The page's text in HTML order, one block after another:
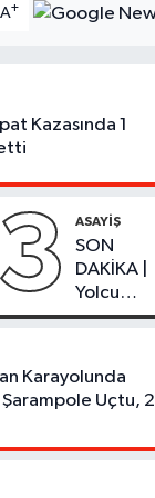
A+
Kazasında 1
3 ASAYİŞ
SON
DAKİKA |
Yolcu
Otobüsü
Oldu
Karayolunda
Uçtu, 2